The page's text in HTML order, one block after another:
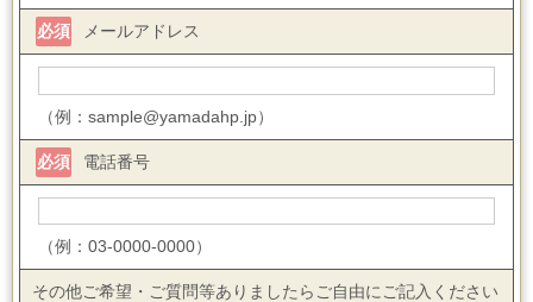
メールアドレス
必須
（例：sample@yamadahp.jp）
電話番号
必須
（例：03-0000-0000）
その他ご希望・ご質問等ありましたらご自由にご記入ください